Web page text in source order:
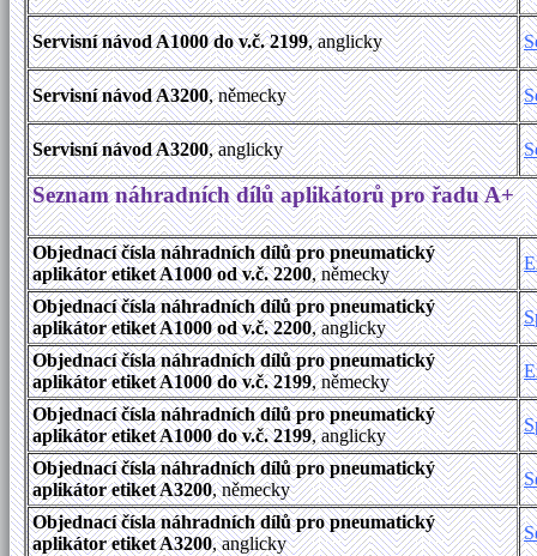
Servisní návod A1000 do v.č. 2199, anglicky
Servisní návod A3200, německy
Servisní návod A3200, anglicky
Seznam náhradních dílů aplikátorů pro řadu A+
Objednací čísla náhradních dílů pro pneumatický
aplikátor etiket A1000 od v.č. 2200, německy
Objednací čísla náhradních dílů pro pneumatický
aplikátor etiket A1000 od v.č. 2200, anglicky
Objednací čísla náhradních dílů pro pneumatický
aplikátor etiket A1000 do v.č. 2199, německy
Objednací čísla náhradních dílů pro pneumatický
aplikátor etiket A1000 do v.č. 2199, anglicky
Objednací čísla náhradních dílů pro pneumatický
aplikátor etiket A3200, německy
Objednací čísla náhradních dílů pro pneumatický
aplikátor etiket A3200, anglicky